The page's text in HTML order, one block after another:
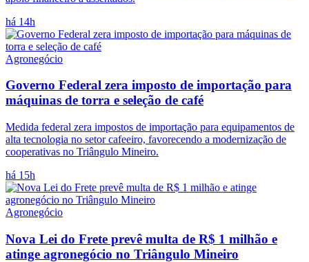
há 14h
Agronegócio
Governo Federal zera imposto de importação para
máquinas de torra e seleção de café
Medida federal zera impostos de importação para equipamentos de
alta tecnologia no setor cafeeiro, favorecendo a modernização de
cooperativas no Triângulo Mineiro.
há 15h
Agronegócio
Nova Lei do Frete prevê multa de R$ 1 milhão e
atinge agronegócio no Triângulo Mineiro